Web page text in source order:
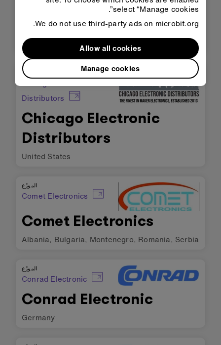
Casa da Robotica
Brazil
الموزّع
Distributors
Chicago Electronic
Distributors
United States
الموزّع
Comet Electronics
Comet Electronics
Albania, Bulgaria, Montenegro, Romania, Serbia
الموزّع
Conrad Electronic
Conrad Electronic
Germany
select “Manage cookies”.
We do not use third-party ads on microbit.org.
Manage cookies
Allow all cookies